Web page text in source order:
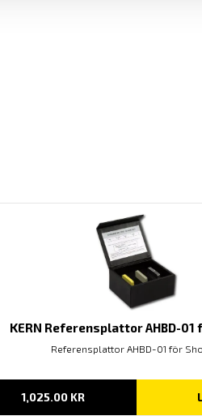
KERN Referensplattor AHBD-01
Referensplattor AHBD-01 för
1,025.00 KR